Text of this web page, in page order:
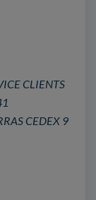
CLIENTS
CEDEX 9